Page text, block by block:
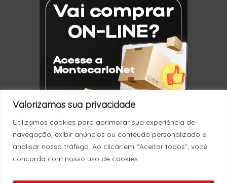
Valorizamos sua privacidade
Utilizamos cookies para aprimorar sua experiência de
navegação, exibir anúncios ou conteúdo personalizado e
analisar nosso tráfego. Ao clicar em “Aceitar todos”, você
concorda com nosso uso de cookies.